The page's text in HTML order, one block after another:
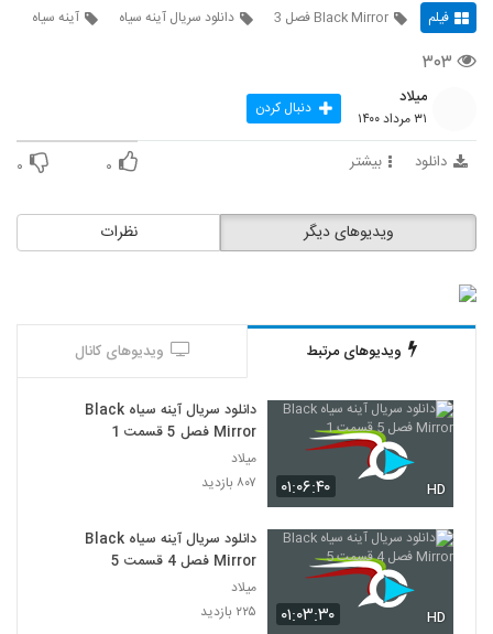
فیلم Black Mirror فصل 3 دانلود سریال آینه سیاه آینه سیاه
۳۰۳
میلاد
۳۱ مرداد ۱۴۰۰ دنبال کردن
دانلود بیشتر ۰ ۰
نظرات ویدیوهای دیگر
ویدیوهای مرتبط ویدیوهای کانال
۰۱:۰۶:۴۰ HD
دانلود سریال آینه سیاه Black
Mirror فصل 5 قسمت 1
میلاد
۸۰۷ بازدید
۰۱:۰۳:۳۰ HD
دانلود سریال آینه سیاه Black
Mirror فصل 4 قسمت 5
میلاد
۲۲۵ بازدید